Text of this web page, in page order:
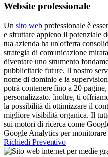
Website professionale
Un sito web professionale è
e sfruttare appieno il potenziale
tua azienda ha un'offerta
strategia di comunicazione
diventare uno strumento
pubblicitarie future. Il nostro
nome di dominio e la
potrà contenere fino a 20
personalizzato. Inoltre, ti
la possibilità di ottimizzare il
migliore visibilità organica. Il
sui motori di ricerca come
Google Analytics per
Richiedi Preventivo